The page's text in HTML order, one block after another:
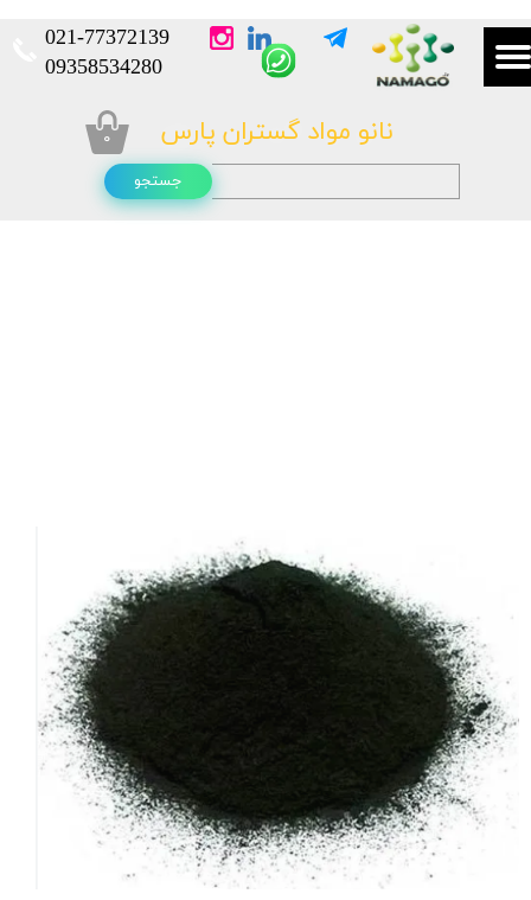
نانو مواد گستران پارس
021-77372139​​​​​​​
​​​​​​​09358534280
جستجو
۰